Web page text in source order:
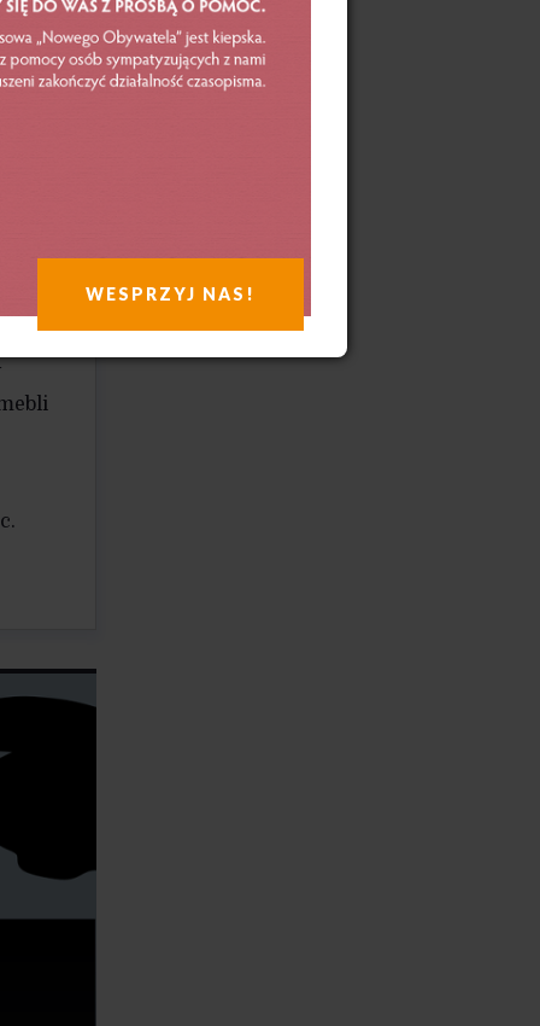
o 0,2
WESPRZYJ NAS!